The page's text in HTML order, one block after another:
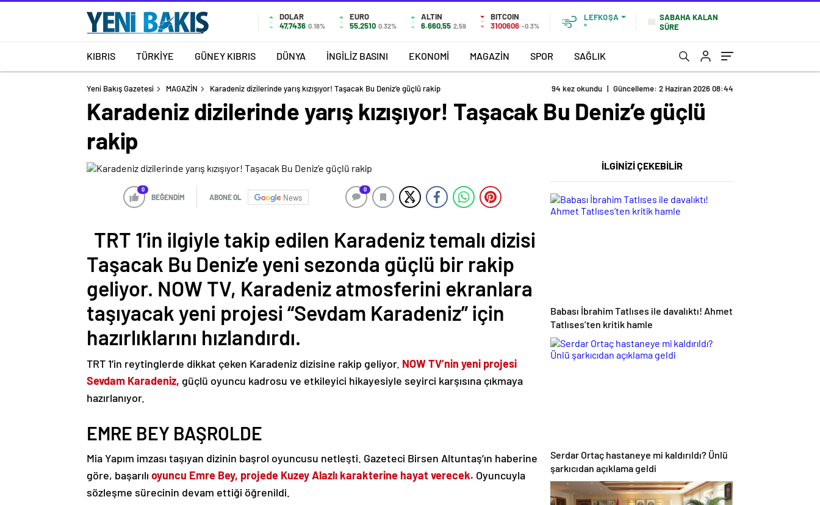
DOLAR
47,7436 0.18%
EURO
55,2510 0.32%
ALTIN
6.660,55 2,59
BITCOIN
3100606 -0.3%
LEFKOŞA
°
SABAHA KALAN
SÜRE
KIBRIS TÜRKİYE GÜNEY KIBRIS DÜNYA İNGİLİZ BASINI EKONOMİ MAGAZİN SPOR SAĞLIK
Yeni Bakış Gazetesi MAGAZİN Karadeniz dizilerinde yarış kızışıyor! Taşacak Bu Deniz’e güçlü rakip 94 kez okundu | Güncelleme: 2 Haziran 2026 08:44
Karadeniz dizilerinde yarış kızışıyor! Taşacak Bu Deniz’e güçlü
rakip
0
BEĞENDİM ABONE OL News
0
TRT 1’in ilgiyle takip edilen Karadeniz temalı dizisi
Taşacak Bu Deniz’e yeni sezonda güçlü bir rakip
geliyor. NOW TV, Karadeniz atmosferini ekranlara
taşıyacak yeni projesi “Sevdam Karadeniz” için
hazırlıklarını hızlandırdı.
TRT 1’in reytinglerde dikkat çeken Karadeniz dizisine rakip geliyor. NOW TV’nin yeni projesi
Sevdam Karadeniz, güçlü oyuncu kadrosu ve etkileyici hikayesiyle seyirci karşısına çıkmaya
hazırlanıyor.
EMRE BEY BAŞROLDE
Mia Yapım imzası taşıyan dizinin başrol oyuncusu netleşti. Gazeteci Birsen Altuntaş’ın haberine
göre, başarılı oyuncu Emre Bey, projede Kuzey Alazlı karakterine hayat verecek. Oyuncuyla
sözleşme sürecinin devam ettiği öğrenildi.
İLGİNİZİ ÇEKEBİLİR
Babası İbrahim Tatlıses ile davalıktı! Ahmet
Tatlıses’ten kritik hamle
Serdar Ortaç hastaneye mi kaldırıldı? Ünlü
şarkıcıdan açıklama geldi